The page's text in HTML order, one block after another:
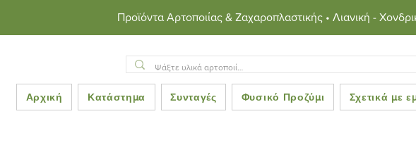
Προϊόντα Αρτοποιίας & Ζαχαροπλαστικής • Λιανική -
Αρχική Κατάστημα Συνταγές Φυσικό Προζύμι Σχετικά με